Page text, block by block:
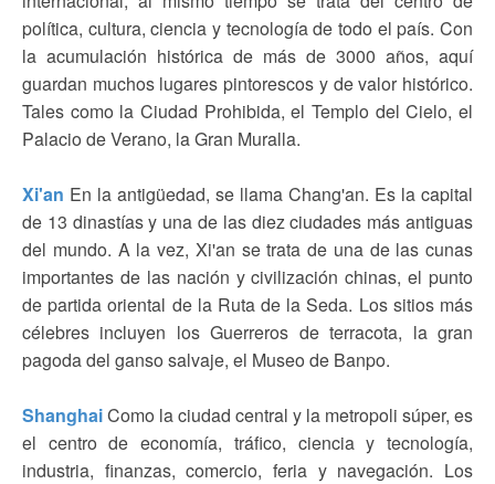
política, cultura, ciencia y tecnología de todo el país. Con
la acumulación histórica de más de 3000 años, aquí
guardan muchos lugares pintorescos y de valor histórico.
Tales como la Ciudad Prohibida, el Templo del Cielo, el
Palacio de Verano, la Gran Muralla.
Xi'an En la antigüedad, se llama Chang'an. Es la capital
de 13 dinastías y una de las diez ciudades más antiguas
del mundo. A la vez, Xi'an se trata de una de las cunas
importantes de las nación y civilización chinas, el punto
de partida oriental de la Ruta de la Seda. Los sitios más
célebres incluyen los Guerreros de terracota, la gran
pagoda del ganso salvaje, el Museo de Banpo.
ShanghaiComo la ciudad central y la metropoli súper, es
el centro de economía, tráfico, ciencia y tecnología,
industria, finanzas, comercio, feria y navegación. Los